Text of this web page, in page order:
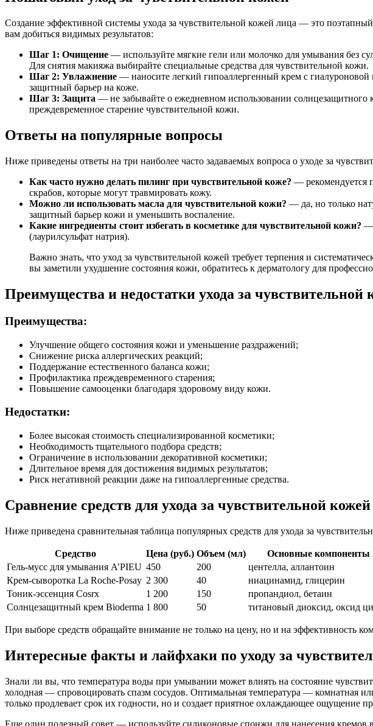
Создание эффективной системы ухода за чувствительной кожей лица — это
вам добиться видимых результатов:
Шаг 1: Очищение — используйте мягкие гели или молочко для умывания без
Для снятия макияжа выбирайте специальные средства для чувствительной кожи.
Шаг 2: Увлажнение — наносите легкий гипоаллергенный крем с
защитный барьер на коже.
Шаг 3: Защита — не забывайте о ежедневном использовании
преждевременное старение чувствительной кожи.
Ответы на популярные вопросы
Ниже приведены ответы на три наиболее часто задаваемых вопроса о уходе за
Как часто нужно делать пилинг при чувствительной коже? — рекомендуется
скрабов, которые могут травмировать кожу.
Можно ли использовать масла для чувствительной кожи? — да, но только
защитный барьер кожи и уменьшить воспаление.
Какие ингредиенты стоит избегать в косметике для чувствительной кожи? —
(лаурилсульфат натрия).
Важно знать, что уход за чувствительной кожей требует терпения и
вы заметили ухудшение состояния кожи, обратитесь к дерматологу для
Преимущества и недостатки ухода за чувствительной
Преимущества:
Улучшение общего состояния кожи и уменьшение раздражений;
Снижение риска аллергических реакций;
Поддержание естественного баланса кожи;
Профилактика преждевременного старения;
Повышение самооценки благодаря здоровому виду кожи.
Недостатки:
Более высокая стоимость специализированной косметики;
Необходимость тщательного подбора средств;
Ограничение в использовании декоративной косметики;
Длительное время для достижения видимых результатов;
Риск негативной реакции даже на гипоаллергенные средства.
Сравнение средств для ухода за чувствительной кожей
Ниже приведена сравнительная таблица популярных средств для ухода за
Средство Цена (руб.) Объем (мл) Основные компоненты
Гель-мусс для умывания A’PIEU 450 200 центелла, аллантоин
Крем-сыворотка La Roche-Posay 2 300 40 ниацинамид, глицерин
Тоник-эссенция Cosrx
1 200 150 пропандиол, бетаин
Солнцезащитный крем Bioderma 1 800 50 титановый диоксид, оксид
При выборе средств обращайте внимание не только на цену, но и на эффективность
Интересные факты и лайфхаки по уходу за
Знали ли вы, что температура воды при умывании может влиять на состояние
холодная — спровоцировать спазм сосудов. Оптимальная температура — комнатная
только продлевает срок их годности, но и создает приятное охлаждающее ощущение
Еще один полезный совет — используйте силиконовые спонжи для нанесения кремов